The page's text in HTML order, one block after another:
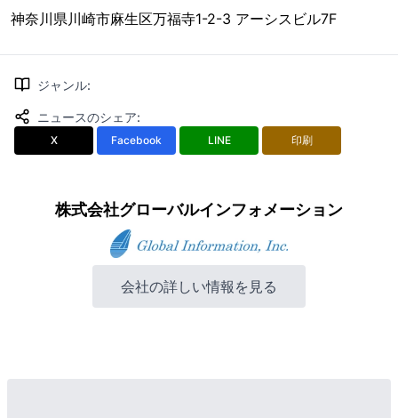
神奈川県川崎市麻生区万福寺1-2-3 アーシスビル7F
ジャンル:
ニュースのシェア:
X Facebook LINE 印刷
株式会社グローバルインフォメーション
会社の詳しい情報を見る